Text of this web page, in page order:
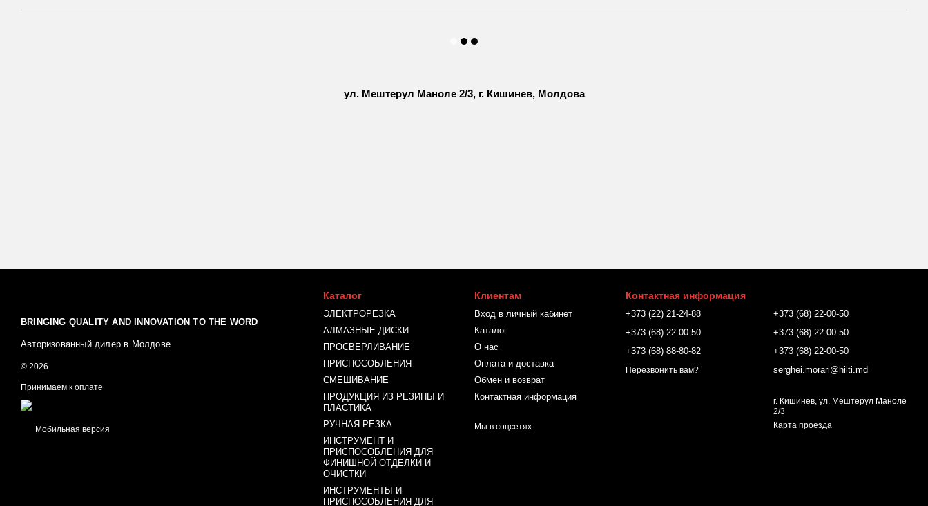
ул. Мештерул Маноле 2/3, г. Кишинев, Молдова
BRINGING QUALITY AND INNOVATION TO THE WORD
Авторизованный дилер в Молдове
© 2026
Принимаем к оплате
Мобильная версия
Каталог
ЭЛЕКТРОРЕЗКА
АЛМАЗНЫЕ ДИСКИ
ПРОСВЕРЛИВАНИЕ
ПРИСПОСОБЛЕНИЯ
СМЕШИВАНИЕ
ПРОДУКЦИЯ ИЗ РЕЗИНЫ И
ПЛАСТИКА
РУЧНАЯ РЕЗКА
ИНСТРУМЕНТ И
ПРИСПОСОБЛЕНИЯ ДЛЯ
ФИНИШНОЙ ОТДЕЛКИ И
ОЧИСТКИ
ИНСТРУМЕНТЫ И
ПРИСПОСОБЛЕНИЯ ДЛЯ
Клиентам
Вход в личный кабинет
Каталог
О нас
Оплата и доставка
Обмен и возврат
Контактная информация
Мы в соцсетях
Контактная информация
+373 (22) 21-24-88
+373 (68) 22-00-50
+373 (68) 88-80-82
Перезвонить вам?
+373 (68) 22-00-50
+373 (68) 22-00-50
+373 (68) 22-00-50
serghei.morari@hilti.md
г. Кишинев, ул. Мештерул Маноле
2/3
Карта проезда